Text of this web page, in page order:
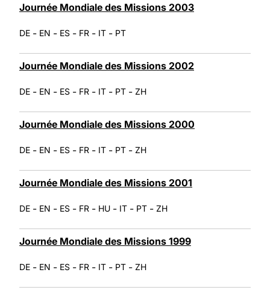
Journée Mondiale des Missions 2003
DE - EN - ES - FR - IT - PT
Journée Mondiale des Missions 2002
DE - EN - ES - FR - IT - PT - ZH
Journée Mondiale des Missions 2000
DE - EN - ES - FR - IT - PT - ZH
Journée Mondiale des Missions 2001
DE - EN - ES - FR - HU - IT - PT - ZH
Journée Mondiale des Missions 1999
DE - EN - ES - FR - IT - PT - ZH